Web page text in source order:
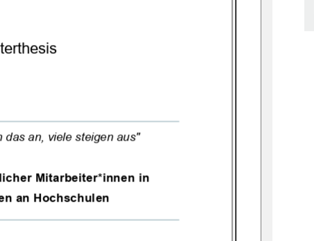
thesis
das an, viele steigen aus"
r Mitarbeiter*innen in
an Hochschulen